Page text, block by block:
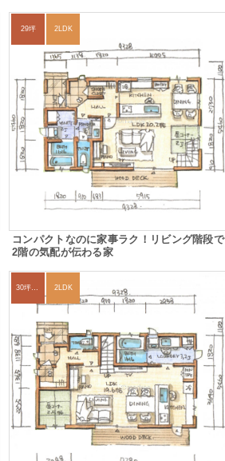
29坪 2LDK
コンパクトなのに家事ラク！リビング階段で
2階の気配が伝わる家
2LDK